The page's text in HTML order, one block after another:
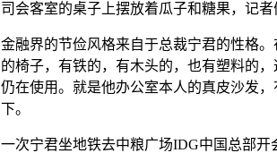
司会客室的桌子上摆放着瓜子和糖果，记
金融界的节俭风格来自于总裁宁君的性格
的椅子，有铁的，有木头的，也有塑料的
仍在使用。就是他办公室本人的真皮沙发
下。
一次宁君坐地铁去中粮广场IDG中国总部